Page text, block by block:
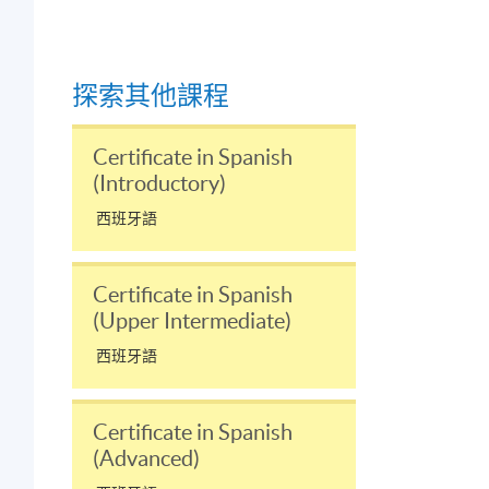
探索其他課程
Certificate in Spanish
(Introductory)
西班牙語
Certificate in Spanish
(Upper Intermediate)
西班牙語
Certificate in Spanish
(Advanced)